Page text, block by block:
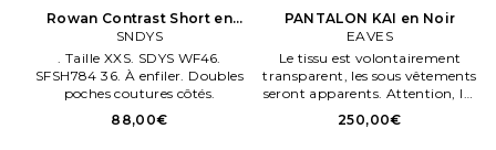
Rowan Contrast Short en
Noir
SNDYS
. Taille XXS. SDYS WF46.
SFSH784 36. À enfiler. Doubles
poches coutures côtés.
88,00€
PANTALON KAI en Noir
EAVES
Le tissu est volontairement
transparent, les sous vêtements
seront apparents. Attention, les
sous vêtements ne sont pas
enclus. Fabriqué en Chene.
250,00€